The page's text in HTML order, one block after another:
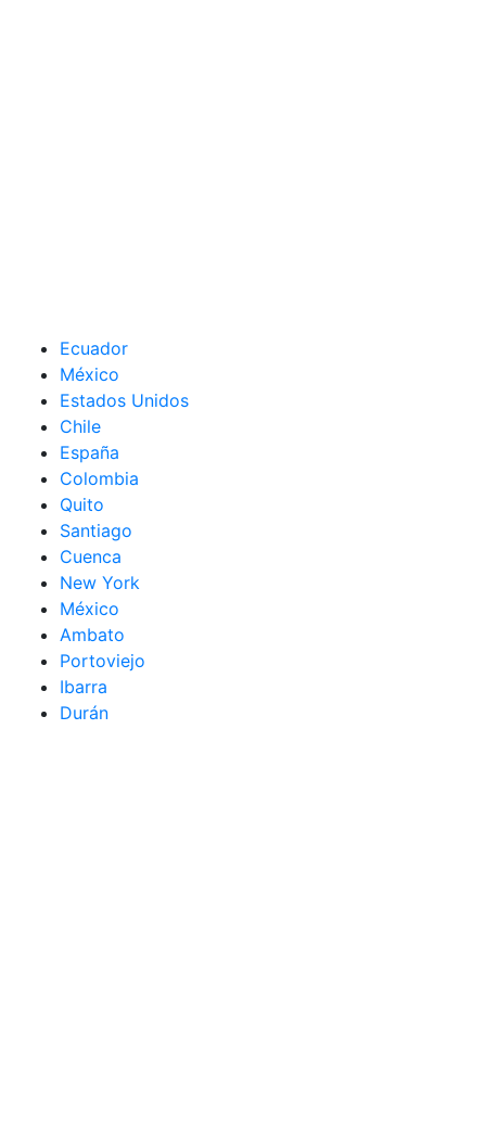
Ecuador
México
Estados Unidos
Chile
España
Colombia
Quito
Santiago
Cuenca
New York
México
Ambato
Portoviejo
Ibarra
Durán